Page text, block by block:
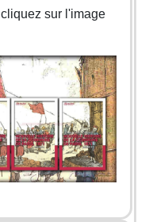
sur l'image